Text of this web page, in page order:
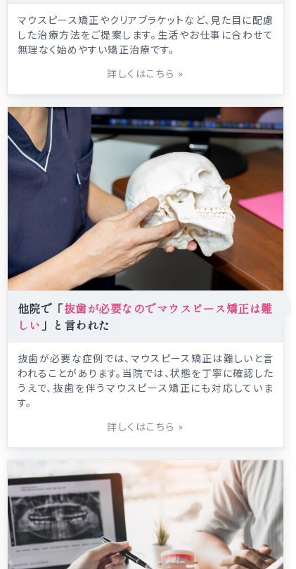
マウスピース矯正やクリアブラケットなど、見た目に配慮
した治療方法をご提案します。生活やお仕事に合わせて
無理なく始めやすい矯正治療です。
詳しくはこちら »
他院で「抜歯が必要なのでマウスピース矯正は難
しい」と言われた
抜歯が必要な症例では、マウスピース矯正は難しいと言
われることがあります。当院では、状態を丁寧に確認した
うえで、抜歯を伴うマウスピース矯正にも対応していま
す。
詳しくはこちら »